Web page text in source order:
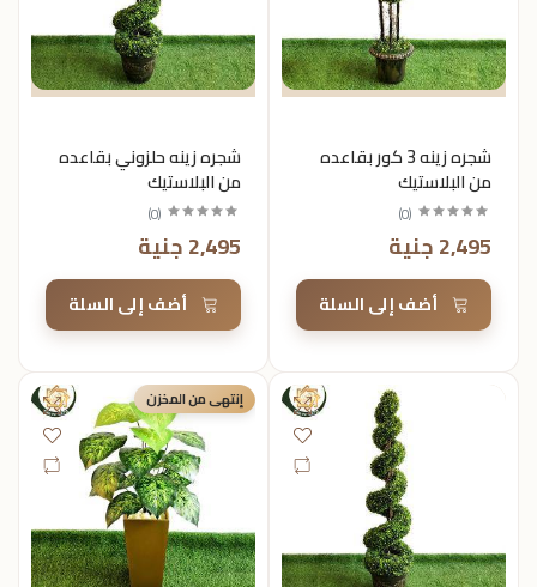
شجره زينه 3 كور بقاعده
من البلاستيك
(
0
)
2,495 جنية
أضف إلى السلة
شجره زينه حلزوني بقاعده
من البلاستيك
(
0
)
2,495 جنية
أضف إلى السلة
إنتهى من المخزن